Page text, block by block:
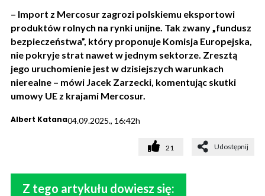
– Import z Mercosur zagrozi polskiemu eksportowi
produktów rolnych na rynki unijne. Tak zwany „fundusz
bezpieczeństwa”, który proponuje Komisja Europejska,
nie pokryje strat nawet w jednym sektorze. Zresztą
jego uruchomienie jest w dzisiejszych warunkach
nierealne – mówi Jacek Zarzecki, komentując skutki
umowy UE z krajami Mercosur.
Albert Katana04.09.2025., 16:42h
21 Udostępnij
Z tego artykułu dowiesz się: